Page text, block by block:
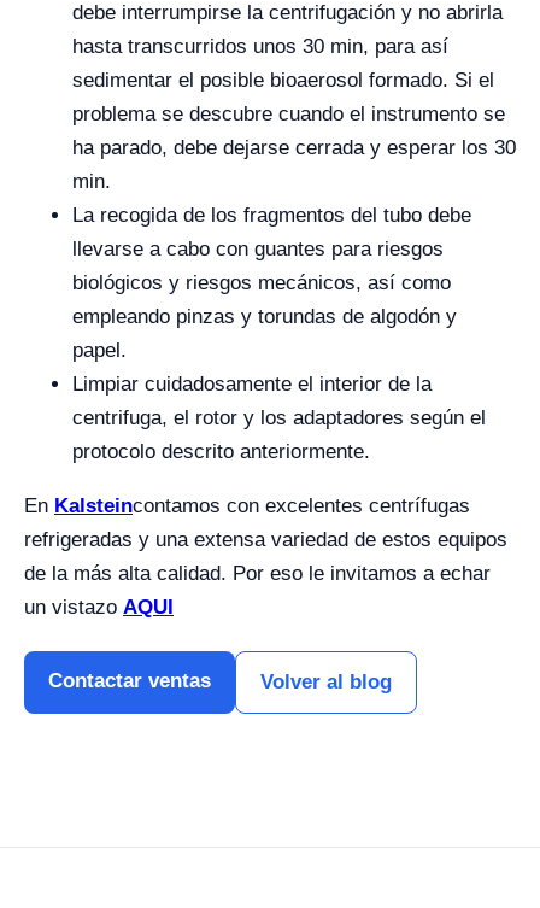
debe interrumpirse la centrifugación y no abrirla
hasta transcurridos unos 30 min, para así
sedimentar el posible bioaerosol formado. Si el
problema se descubre cuando el instrumento se
ha parado, debe dejarse cerrada y esperar los 30
min.
La recogida de los fragmentos del tubo debe
llevarse a cabo con guantes para riesgos
biológicos y riesgos mecánicos, así como
empleando pinzas y torundas de algodón y
papel.
Limpiar cuidadosamente el interior de la
centrifuga, el rotor y los adaptadores según el
protocolo descrito anteriormente.
En Kalsteincontamos con excelentes centrífugas
refrigeradas y una extensa variedad de estos equipos
de la más alta calidad. Por eso le invitamos a echar
un vistazo AQUI
Contactar ventas Volver al blog